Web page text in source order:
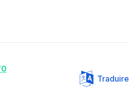
Traduire